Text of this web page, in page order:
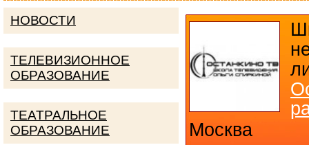
Москва
НОВОСТИ
ТЕЛЕВИЗИОННОЕ
ОБРАЗОВАНИЕ
ТЕАТРАЛЬНОЕ
ОБРАЗОВАНИЕ